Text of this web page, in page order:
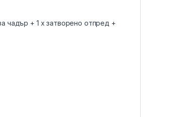
чадър + 1 x затворено отпред +